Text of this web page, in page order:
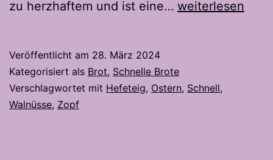
zu herzhaftem und ist eine… Oster
weiterlesen
Veröffentlicht am 28. März 2024
Kategorisiert als Brot, Schnelle Brote
Verschlagwortet mit Hefeteig, Ostern, Schnell,
Walnüsse, Zopf